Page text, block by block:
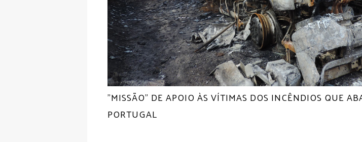
"MISSÃO" DE APOIO ÀS VÍTIMAS DOS INCÊNDIOS QUE
PORTUGAL